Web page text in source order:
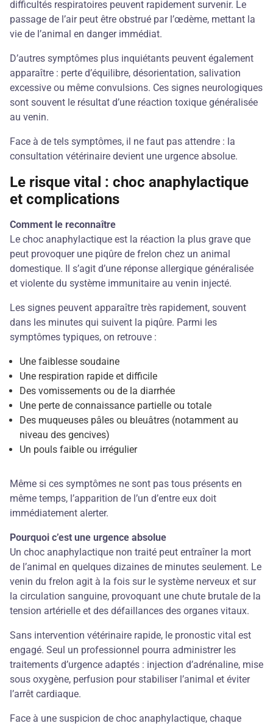
difficultés respiratoires peuvent rapidement survenir. Le
passage de l’air peut être obstrué par l’œdème, mettant la
vie de l’animal en danger immédiat.
D’autres symptômes plus inquiétants peuvent également
apparaître : perte d’équilibre, désorientation, salivation
excessive ou même convulsions. Ces signes neurologiques
sont souvent le résultat d’une réaction toxique généralisée
au venin.
Face à de tels symptômes, il ne faut pas attendre : la
consultation vétérinaire devient une urgence absolue.
Le risque vital : choc anaphylactique
et complications
Comment le reconnaître
Le choc anaphylactique est la réaction la plus grave que
peut provoquer une piqûre de frelon chez un animal
domestique. Il s’agit d’une réponse allergique généralisée
et violente du système immunitaire au venin injecté.
Les signes peuvent apparaître très rapidement, souvent
dans les minutes qui suivent la piqûre. Parmi les
symptômes typiques, on retrouve :
Une faiblesse soudaine
Une respiration rapide et difficile
Des vomissements ou de la diarrhée
Une perte de connaissance partielle ou totale
Des muqueuses pâles ou bleuâtres (notamment au
niveau des gencives)
Un pouls faible ou irrégulier
Même si ces symptômes ne sont pas tous présents en
même temps, l’apparition de l’un d’entre eux doit
immédiatement alerter.
Pourquoi c’est une urgence absolue
Un choc anaphylactique non traité peut entraîner la mort
de l’animal en quelques dizaines de minutes seulement. Le
venin du frelon agit à la fois sur le système nerveux et sur
la circulation sanguine, provoquant une chute brutale de la
tension artérielle et des défaillances des organes vitaux.
Sans intervention vétérinaire rapide, le pronostic vital est
engagé. Seul un professionnel pourra administrer les
traitements d’urgence adaptés : injection d’adrénaline, mise
sous oxygène, perfusion pour stabiliser l’animal et éviter
l’arrêt cardiaque.
Face à une suspicion de choc anaphylactique, chaque